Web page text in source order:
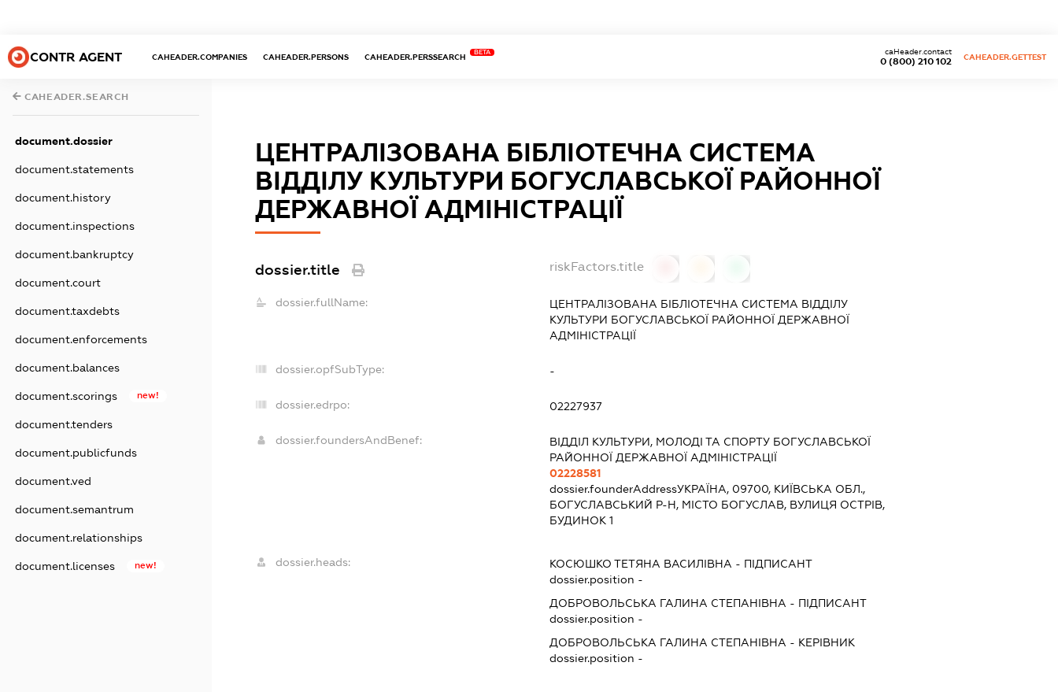
CONTR AGENT CAHEADER.COMPANIES CAHEADER.PERSONS CAHEADER.PERSSEARCH
BETA
0 (800) 210 102
caHeader.contact
CAHEADER.GETTEST
CAHEADER.SEARCH
document.dossier
document.statements
document.history
document.inspections
document.bankruptcy
document.court
document.taxdebts
document.enforcements
document.balances
document.scorings new!
document.tenders
document.publicfunds
document.ved
document.semantrum
document.relationships
document.licenses new!
ЦЕНТРАЛІЗОВАНА БІБЛІОТЕЧНА СИСТЕМА
ВІДДІЛУ КУЛЬТУРИ БОГУСЛАВСЬКОЇ РАЙОННОЇ
ДЕРЖАВНОЇ АДМІНІСТРАЦІЇ
dossier.title riskFactors.title
dossier.fullName:
ЦЕНТРАЛІЗОВАНА БІБЛІОТЕЧНА СИСТЕМА ВІДДІЛУ
КУЛЬТУРИ БОГУСЛАВСЬКОЇ РАЙОННОЇ ДЕРЖАВНОЇ
АДМІНІСТРАЦІЇ
dossier.opfSubType: -
dossier.edrpo: 02227937
dossier.foundersAndBenef:
ВІДДІЛ КУЛЬТУРИ, МОЛОДІ ТА СПОРТУ БОГУСЛАВСЬКОЇ
РАЙОННОЇ ДЕРЖАВНОЇ АДМІНІСТРАЦІЇ
02228581
dossier.founderAddressУКРАЇНА, 09700, КИЇВСЬКА ОБЛ.,
БОГУСЛАВСЬКИЙ Р-Н, МІСТО БОГУСЛАВ, ВУЛИЦЯ ОСТРІВ,
БУДИНОК 1
dossier.heads: КОСЮШКО ТЕТЯНА ВАСИЛІВНА - ПІДПИСАНТ
dossier.position -
ДОБРОВОЛЬСЬКА ГАЛИНА СТЕПАНІВНА - ПІДПИСАНТ
dossier.position -
ДОБРОВОЛЬСЬКА ГАЛИНА СТЕПАНІВНА - КЕРІВНИК
dossier.position -